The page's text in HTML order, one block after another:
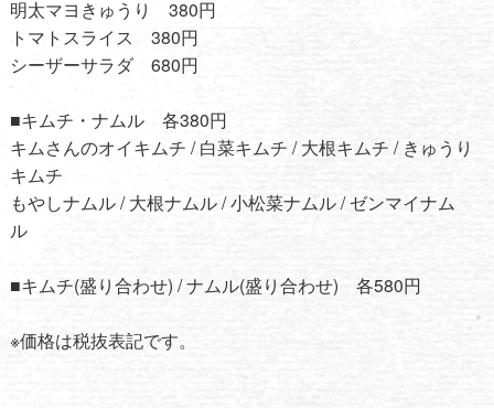
明太マヨきゅうり 380円
トマトスライス 380円
シーザーサラダ 680円
■キムチ・ナムル 各380円
キムさんのオイキムチ / 白菜キムチ / 大根キムチ / きゅうり
キムチ
もやしナムル / 大根ナムル / 小松菜ナムル / ゼンマイナム
ル
■キムチ(盛り合わせ) / ナムル(盛り合わせ) 各580円
※価格は税抜表記です。